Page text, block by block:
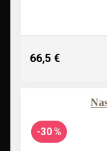
66,5 €
-30 %